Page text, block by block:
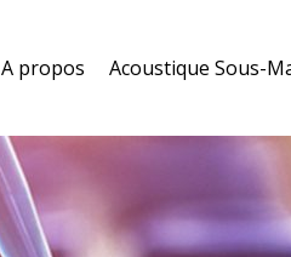
A propos Acoustique Sous-